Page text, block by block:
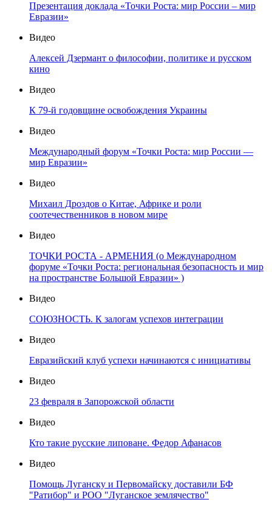
Презентация доклада «Точки Роста: мир России – мир
Евразии»
Видео
Алексей Дзермант о философии, политике и русском
кино
Видео
К 79-й годовщине освобождения Украины
Видео
Международный форум «Точки Роста: мир России —
мир Евразии»
Видео
Михаил Дроздов о Китае, Африке и роли
соотечественников в новом мире
Видео
ТОЧКИ РОСТА - АРМЕНИЯ (о Международном
форуме «Точки Роста: региональная безопасность и мир
на пространстве Большой Евразии» )
Видео
СОЮЗНОСТЬ. К залогам успехов интеграции
Видео
Евразийский клуб успехи начинаются с инициативы
Видео
23 февраля в Запорожской области
Видео
Кто такие русские липоване. Федор Афанасов
Видео
Помощь Луганску и Первомайску доставили БФ
"Ратибор" и РОО "Луганское землячество"